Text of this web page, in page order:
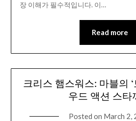
장 이해가 필수적입니다. 이…
Read more
크리스 햄스워스: 마블의
우드 액션 스타
Posted on March 2,